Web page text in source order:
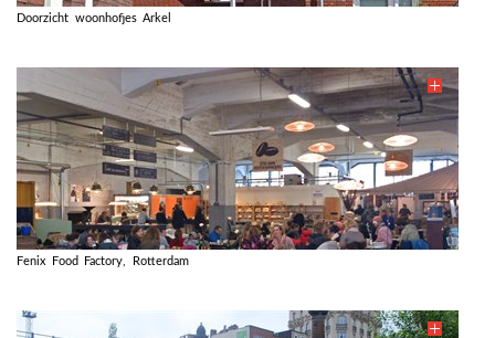
Doorzicht woonhofjes Arkel
Fenix Food Factory, Rotterdam